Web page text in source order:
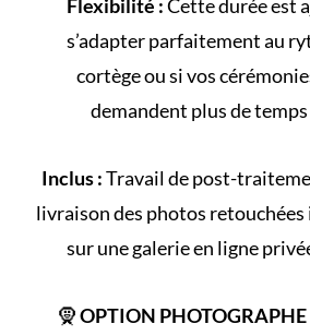
Flexibilité :Cette durée est
s’adapter parfaitement au
cortègeou si vos
demandent plus de
Inclus :Travail de post-
livraison des photos
sur une galerie en ligne
🧕OPTION PHOTOGRAPHE